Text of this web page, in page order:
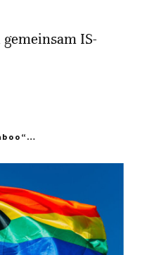
IS-